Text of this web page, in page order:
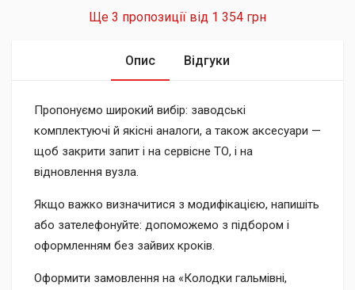
Ще 3 пропозиції від 1 354 грн
Опис Відгуки
Пропонуємо широкий вибір: заводські
комплектуючі й якісні аналоги, а також аксесуари —
щоб закрити запит і на сервісне ТО, і на
відновлення вузла.
Якщо важко визначитися з модифікацією, напишіть
або зателефонуйте: допоможемо з підбором і
оформленням без зайвих кроків.
Оформити замовлення на «Колодки гальмівні,